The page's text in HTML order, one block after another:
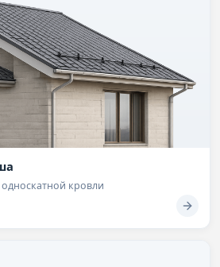
кровли